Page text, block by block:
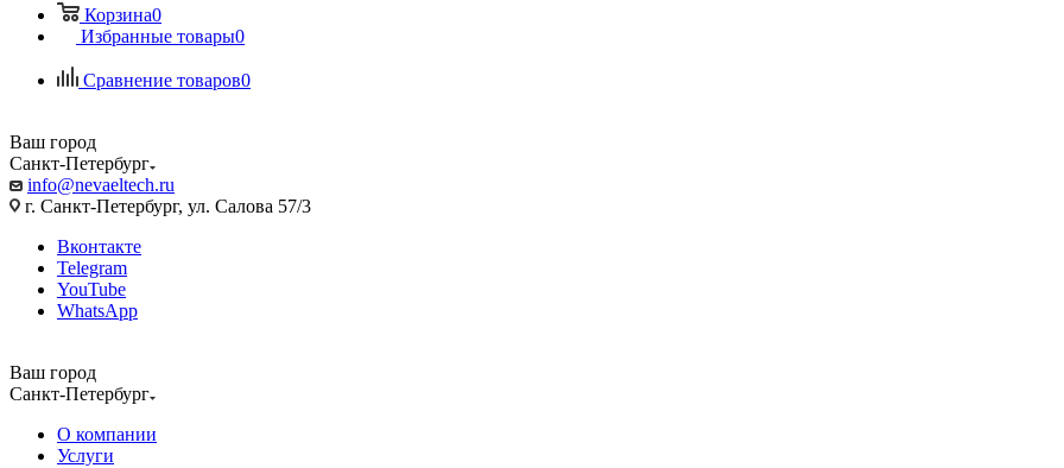
Корзина0
Избранные товары0
Сравнение товаров0
Ваш город
Санкт-Петербург
info@nevaeltech.ru
г. Санкт-Петербург, ул. Салова 57/3
Вконтакте
Telegram
YouTube
WhatsApp
Ваш город
Санкт-Петербург
О компании
Услуги